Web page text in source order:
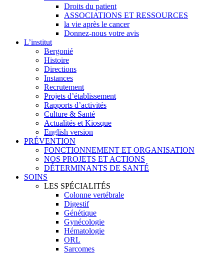
Droits du patient
ASSOCIATIONS ET RESSOURCES
la vie après le cancer
Donnez-nous votre avis
L’institut
Bergonié
Histoire
Directions
Instances
Recrutement
Projets d’établissement
Rapports d’activités
Culture & Santé
Actualités et Kiosque
English version
PRÉVENTION
FONCTIONNEMENT ET ORGANISATION
NOS PROJETS ET ACTIONS
DÉTERMINANTS DE SANTÉ
SOINS
LES SPÉCIALITÉS
Colonne vertébrale
Digestif
Génétique
Gynécologie
Hématologie
ORL
Sarcomes